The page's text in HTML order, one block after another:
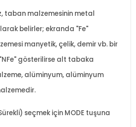
taban malzemesinin metal
belirler; ekranda "Fe"
manyetik, çelik, demir vb. bir
gösterilirse alt tabaka
alüminyum, alüminyum
seçmek için MODE tuşuna